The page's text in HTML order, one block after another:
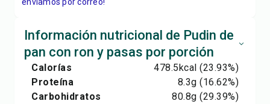
Información nutricional de Pudin de
pan con ron y pasas por porción
Calorías 478.5kcal (23.93%)
Proteína
8.3g (16.62%)
Carbohidratos
80.8g (29.39%)